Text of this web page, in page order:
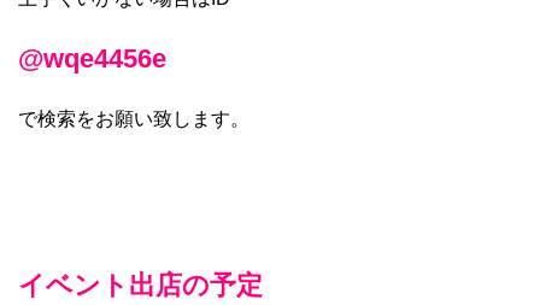
@wqe4456e
で検索をお願い致します。
イベント出店の予定